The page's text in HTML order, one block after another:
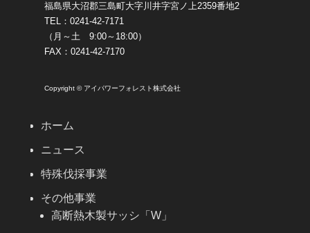
福島県大沼郡三島町大字川井字宮ノ上2359番地2
TEL：0241-42-7171
（月～土 9:00～18:00）
FAX：0241-42-7170
Copyright © アイパワーフォレスト株式会社
ホーム
ニュース
特殊伐採事業
その他事業
高断熱木製サッシ「W」